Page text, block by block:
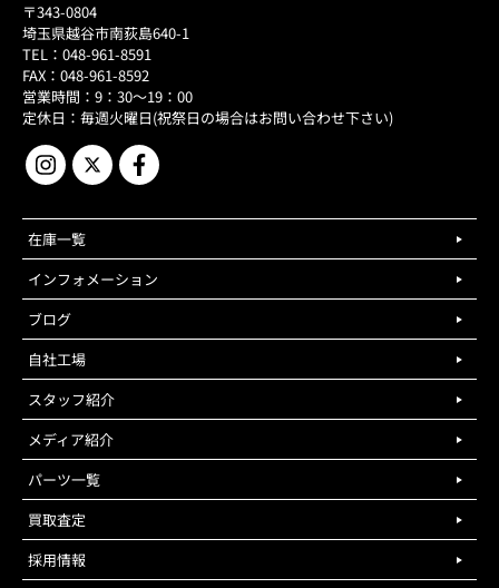
〒343-0804
埼玉県越谷市南荻島640-1
TEL：048-961-8591
FAX：048-961-8592
営業時間：9：30～19：00
定休日：毎週火曜日(祝祭日の場合はお問い合わせ下さい)
在庫一覧
インフォメーション
ブログ
自社工場
スタッフ紹介
メディア紹介
パーツ一覧
買取査定
採用情報